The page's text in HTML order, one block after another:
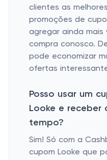
clientes as
promoções de
agregar ainda mais
compra conosco.
pode economizar
ofertas
Posso usar um
Looke e receber
tempo?
Sim! Só com a
cupom Looke que